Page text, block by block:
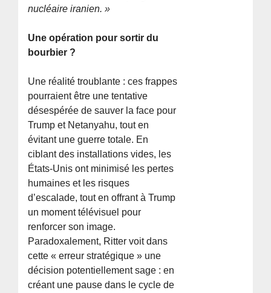
nucléaire iranien. »
Une opération pour sortir du
bourbier ?
Une réalité troublante : ces frappes
pourraient être une tentative
désespérée de sauver la face pour
Trump et Netanyahu, tout en
évitant une guerre totale. En
ciblant des installations vides, les
États-Unis ont minimisé les pertes
humaines et les risques
d’escalade, tout en offrant à Trump
un moment télévisuel pour
renforcer son image.
Paradoxalement, Ritter voit dans
cette « erreur stratégique » une
décision potentiellement sage : en
créant une pause dans le cycle de